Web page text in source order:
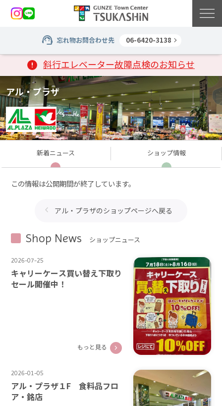
斜行エレベーター故障点検のお知らせ
忘れ物お問合わせ先 06-6420-3138
アル・プラザ
新着ニュース ショップ情報
この情報は公開期間が終了しています。
アル・プラザのショップページへ戻る
Shop News ショップニュース
2026-07-25
キャリーケース買い替え下取り
セール開催中！
もっと見る
2026-01-05
アル・プラザ１F 食料品フロ
ア・銘店